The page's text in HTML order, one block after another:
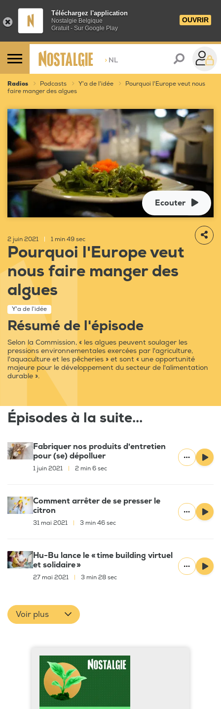
Téléchargez l'application
Nostalgie Belgique
Gratuit - Sur Google Play
OUVRIR
> NL
Radios Podcasts Y'a de l'idée
Pourquoi l'Europe veut nous
faire manger des algues
Ecouter
2 juin 2021 1 min 49 sec
Pourquoi l'Europe veut
nous faire manger des
algues
Y'a de l'idée
Résumé de l'épisode
Selon la Commission, « les algues peuvent soulager les
pressions environnementales exercées par l'agriculture,
l'aquaculture et les pêcheries » et sont « une opportunité
majeure pour le développement du secteur de l'alimentation
durable ».
Épisodes à la suite...
Fabriquer nos produits d'entretien
pour (se) dépolluer
1 juin 2021 2 min 6 sec
Comment arrêter de se presser le
citron
31 mai 2021 3 min 46 sec
Hu-Bu lance le « time building virtuel
et solidaire »
27 mai 2021 3 min 28 sec
Voir plus